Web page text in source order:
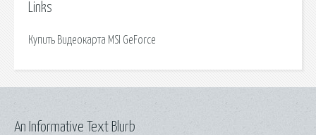
Links
Купить Видеокарта MSI GeForce
An Informative Text Blurb